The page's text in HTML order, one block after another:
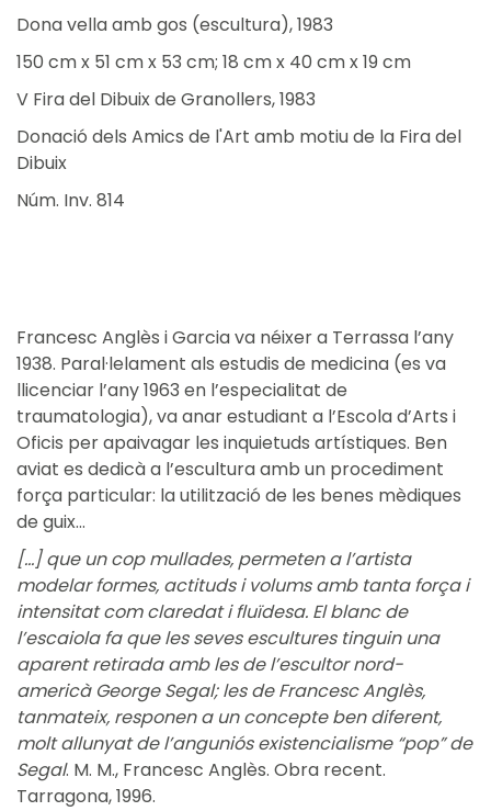
Dona vella amb gos (escultura), 1983
150 cm x 51 cm x 53 cm; 18 cm x 40 cm x 19 cm
V Fira del Dibuix de Granollers, 1983
Donació dels Amics de l'Art amb motiu de la Fira del
Dibuix
Núm. Inv. 814
Francesc Anglès i Garcia va néixer a Terrassa l’any
1938. Paral·lelament als estudis de medicina (es va
llicenciar l’any 1963 en l’especialitat de
traumatologia), va anar estudiant a l’Escola d’Arts i
Oficis per apaivagar les inquietuds artístiques. Ben
aviat es dedicà a l’escultura amb un procediment
força particular: la utilització de les benes mèdiques
de guix...
[...] que un cop mullades, permeten a l’artista
modelar formes, actituds i volums amb tanta força i
intensitat com claredat i fluïdesa. El blanc de
l’escaiola fa que les seves escultures tinguin una
aparent retirada amb les de l’escultor nord-
americà George Segal; les de Francesc Anglès,
tanmateix, responen a un concepte ben diferent,
molt allunyat de l’anguniós existencialisme “pop” de
Segal. M. M., Francesc Anglès. Obra recent.
Tarragona, 1996.